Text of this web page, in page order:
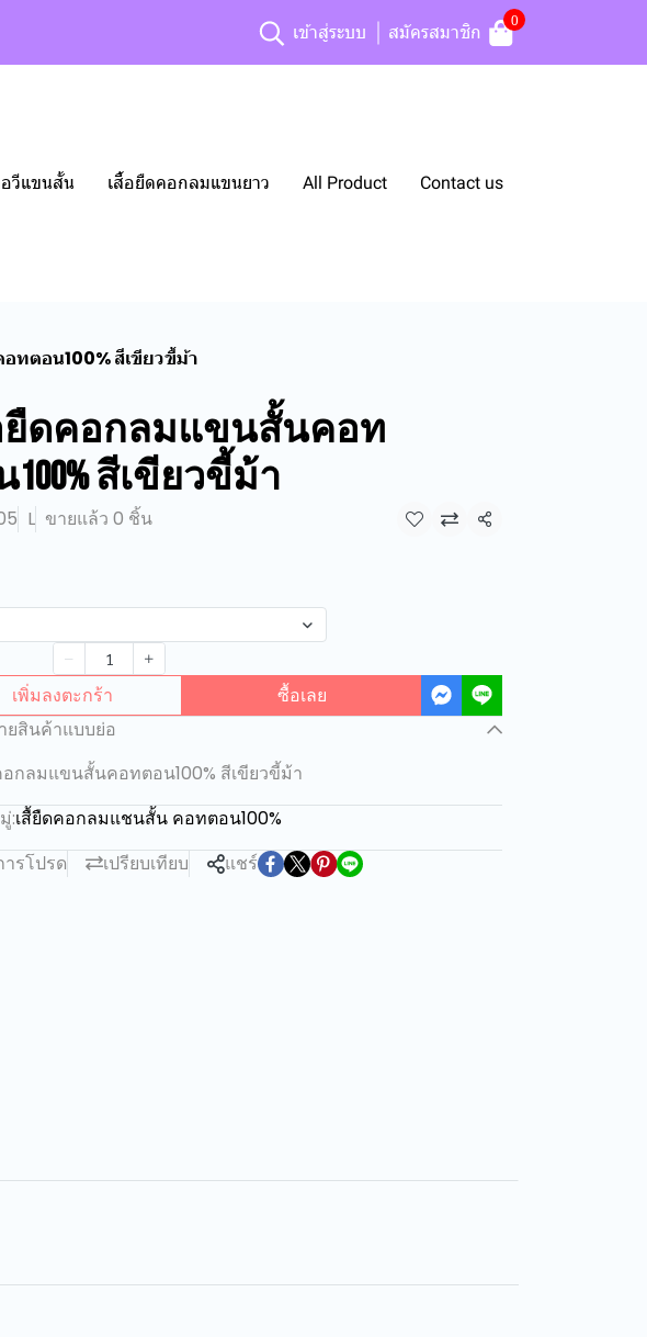
เข้าสู่ระบบ สมัครสมาชิก
0
วีแขนสั้น เสื้อยืดคอกลมแขนยาว All Product Contact us
ทตอน100% สีเขียวขี้ม้า
ยืดคอกลมแขนสั้นคอท
สีเขียวขี้ม้า
L ขายแล้ว 0 ชิ้น แชร์
เพิ่มลงตะกร้า ซื้อเลย
ยสินค้าแบบย่อ
อกลมแขนสั้นคอทตอน100% สีเขียวขี้ม้า
:เสื้ยืดคอกลมแชนสั้น คอทตอน100%
ารโปรด
เปรียบเทียบ แชร์